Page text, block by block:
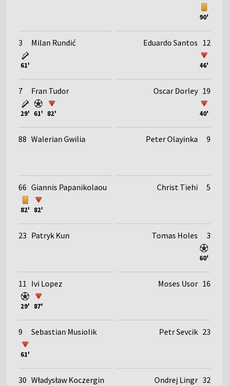
3 Milan Rundić
61'
7 Fran Tudor
29' 61' 82'
88 Walerian Gwilia
66 Giannis Papanikolaou
82' 82'
23 Patryk Kun
11 Ivi Lopez
29' 87'
9 Sebastian Musiolik
61'
30 Władysław Koczergin
90'
46'
Eduardo Santos 12
40'
Oscar Dorley 19
Peter Olayinka 9
Christ Tiehi 5
60'
Tomas Holes 3
Moses Usor 16
Petr Sevcik 23
Ondrej Lingr 32